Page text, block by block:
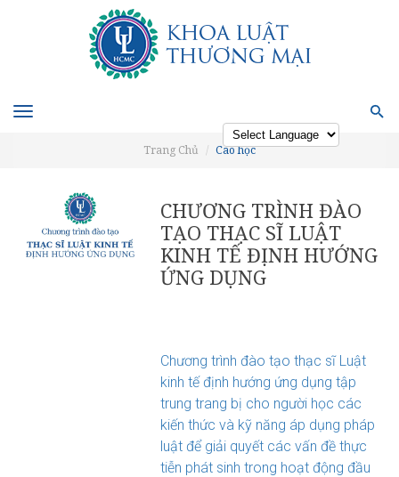
Powered by
Toggle
Trang Chủ Cao học
CHƯƠNG TRÌNH ĐÀO
TẠO THẠC SĨ LUẬT
KINH TẾ ĐỊNH HƯỚNG
ỨNG DỤNG
Chương trình đào tạo thạc sĩ Luật
kinh tế định hướng ứng dụng tập
trung trang bị cho người học các
kiến thức và kỹ năng áp dụng pháp
luật để giải quyết các vấn đề thực
tiễn phát sinh trong hoạt động đầu